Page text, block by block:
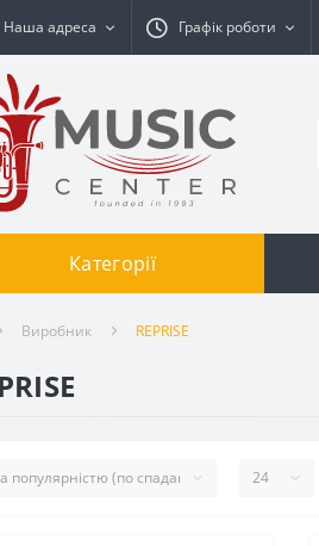
Наша адреса Графік роботи
Категорії
Виробник REPRISE